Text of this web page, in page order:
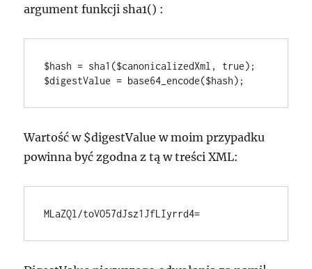
argument funkcjisha1() :
$hash = sha1($canonicalizedXml, true);
$digestValue = base64_encode($hash);
Wartość w $digestValue w moim przypadku
powinna być zgodna z tą w treści XML:
MLaZQl/toVO57dJsz1JfLIyrrd4=